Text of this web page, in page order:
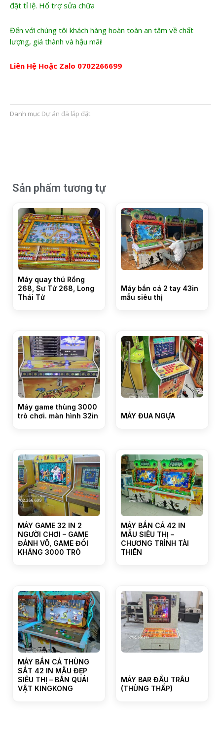
đặt tỉ lệ. Hổ trợ sửa chữa
Đến với chúng tôi khách hàng hoàn toàn an tâm về chất
lượng, giá thành và hậu mãi!
Liên Hệ Hoặc Zalo 0702266699
Danh mục Dự án đã lắp đặt
Sản phẩm tương tự
Máy quay thú Rồng
268, Sư Tử 268, Long
Thái Tử
Máy bắn cá 2 tay 43in
mẫu siêu thị
Máy game thùng 3000
trò chơi. màn hình 32in
MÁY ĐUA NGỰA
MÁY GAME 32 IN 2
NGƯỜI CHƠI – GAME
ĐÁNH VÕ, GAME ĐỐI
KHÁNG 3000 TRÒ
MÁY BẮN CÁ 42 IN
MẪU SIÊU THỊ –
CHƯƠNG TRÌNH TÀI
THIÊN
MÁY BẮN CÁ THÙNG
SẮT 42 IN MẪU ĐẸP
SIÊU THỊ – BẮN QUÁI
VẬT KINGKONG
MÁY BAR ĐẦU TRÂU
(THÙNG THẤP)